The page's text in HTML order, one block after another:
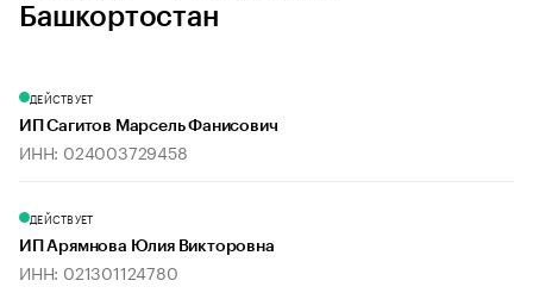
Башкортостан
ДЕЙСТВУЕТ
ИП Сагитов Марсель Фанисович
ИНН: 024003729458
ДЕЙСТВУЕТ
ИП Арямнова Юлия Викторовна
ИНН: 021301124780